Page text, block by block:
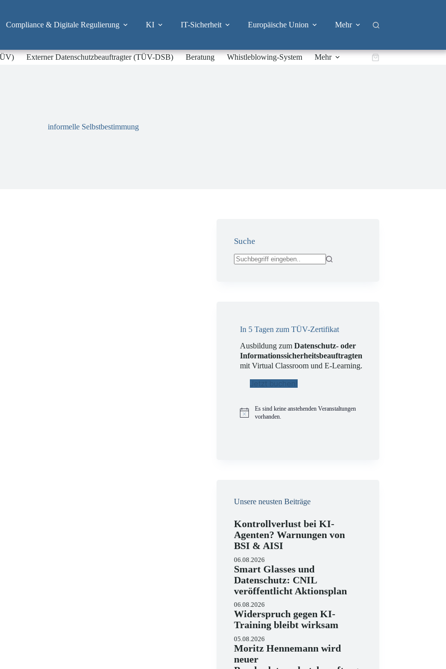
Compliance & Digitale Regulierung KI IT-Sicherheit Europäische Union Mehr
Externer Datenschutzbeauftragter (TÜV-DSB) Beratung Whistleblowing-System Mehr Warenkorb
informelle Selbstbestimmung
Suche
In 5 Tagen zum TÜV-Zertifikat
Ausbildung zumDatenschutz- oder
Informationssicherheitsbeauftragten
mit Virtual Classroom und E-Learning.
Jetzt buchen!
H
Es sind keine anstehenden Veranstaltungen
vorhanden.
Unsere neusten Beiträge
Kontrollverlust bei KI-
Agenten? Warnungen von
BSI & AISI
06.08.2026
Smart Glasses und
Datenschutz: CNIL
veröffentlicht Aktionsplan
06.08.2026
Widerspruch gegen KI-
Training bleibt wirksam
05.08.2026
Moritz Hennemann wird
neuer